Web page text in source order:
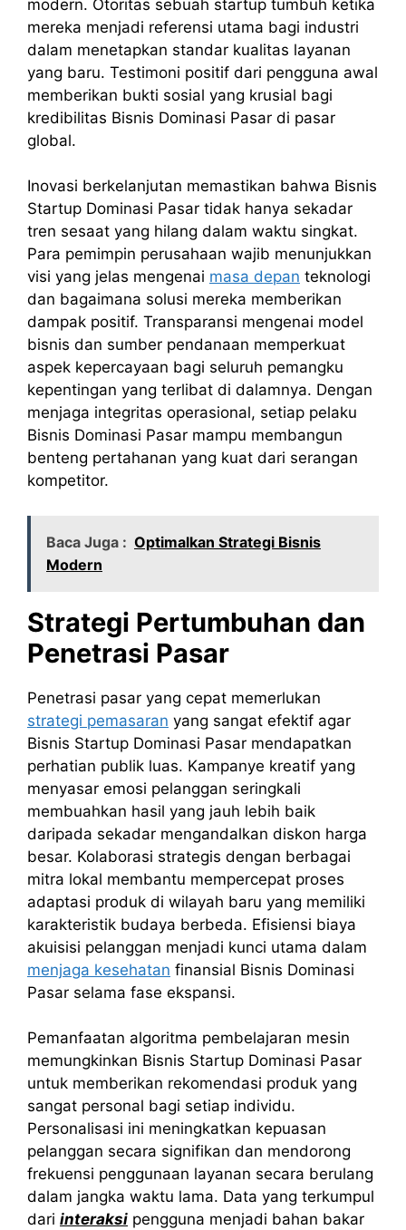
modern. Otoritas sebuah startup tumbuh ketika
mereka menjadi referensi utama bagi industri
dalam menetapkan standar kualitas layanan
yang baru. Testimoni positif dari pengguna awal
memberikan bukti sosial yang krusial bagi
kredibilitas Bisnis Dominasi Pasar di pasar
global.
Inovasi berkelanjutan memastikan bahwa Bisnis
Startup Dominasi Pasar tidak hanya sekadar
tren sesaat yang hilang dalam waktu singkat.
Para pemimpin perusahaan wajib menunjukkan
visi yang jelas mengenai masa depan teknologi
dan bagaimana solusi mereka memberikan
dampak positif. Transparansi mengenai model
bisnis dan sumber pendanaan memperkuat
aspek kepercayaan bagi seluruh pemangku
kepentingan yang terlibat di dalamnya. Dengan
menjaga integritas operasional, setiap pelaku
Bisnis Dominasi Pasar mampu membangun
benteng pertahanan yang kuat dari serangan
kompetitor.
Baca Juga : Optimalkan Strategi Bisnis
Modern
Strategi Pertumbuhan dan
Penetrasi Pasar
Penetrasi pasar yang cepat memerlukan
strategi pemasaran yang sangat efektif agar
Bisnis Startup Dominasi Pasar mendapatkan
perhatian publik luas. Kampanye kreatif yang
menyasar emosi pelanggan seringkali
membuahkan hasil yang jauh lebih baik
daripada sekadar mengandalkan diskon harga
besar. Kolaborasi strategis dengan berbagai
mitra lokal membantu mempercepat proses
adaptasi produk di wilayah baru yang memiliki
karakteristik budaya berbeda. Efisiensi biaya
akuisisi pelanggan menjadi kunci utama dalam
menjaga kesehatan finansial Bisnis Dominasi
Pasar selama fase ekspansi.
Pemanfaatan algoritma pembelajaran mesin
memungkinkan Bisnis Startup Dominasi Pasar
untuk memberikan rekomendasi produk yang
sangat personal bagi setiap individu.
Personalisasi ini meningkatkan kepuasan
pelanggan secara signifikan dan mendorong
frekuensi penggunaan layanan secara berulang
dalam jangka waktu lama. Data yang terkumpul
dari interaksi pengguna menjadi bahan bakar